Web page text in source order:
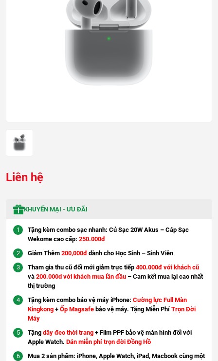
Liên hệ
KHUYẾN MẠI - ƯU ĐÃI
Tặng kèm combo sạc nhanh: Củ Sạc 20W Akus – Cáp Sạc
Wekome cao cấp: 250.000đ
Giảm Thêm 200,000đ dành cho Học Sinh – Sinh Viên
Tham gia thu cũ đổi mới giảm trực tiếp 400.000đ với khách cũ
và 200.000d với khách mua lần đầu – Cam kết mua lại cao nhất
thị trường
Tặng kèm combo bảo vệ máy iPhone: Cường lực Full Màn
Kingkong + Ốp Magsafe bảo vệ máy. Tặng Miễn Phí Trọn Đời
Máy
Tặng dây đeo thời trang + Film PPF bảo vệ màn hình đối với
Apple Watch. Dán miễn phí trọn đời Đồng Hồ
Mua 2 sản phẩm: iPhone, Apple Watch, iPad, Macbook cùng một